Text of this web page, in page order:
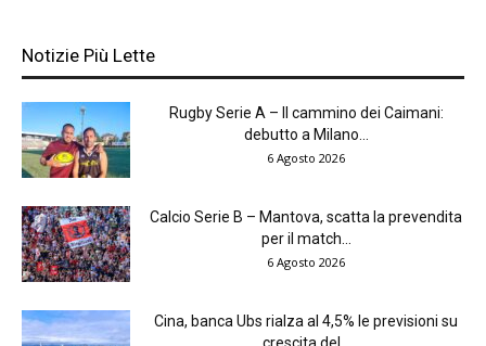
Notizie Più Lette
Rugby Serie A – Il cammino dei Caimani:
debutto a Milano...
6 Agosto 2026
Calcio Serie B – Mantova, scatta la prevendita
per il match...
6 Agosto 2026
Cina, banca Ubs rialza al 4,5% le previsioni su